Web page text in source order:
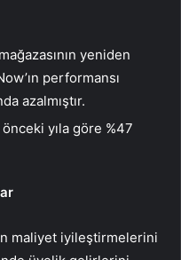
yeniden
performansı
azalmıştır.
yıla göre %47
maliyet iyileştirmelerini